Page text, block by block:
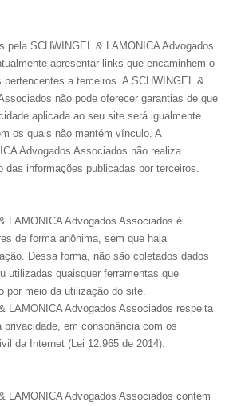
pela SCHWINGEL & LAMONICA Advogados
apresentar links que encaminhem o
a terceiros. A SCHWINGEL &
não pode oferecer garantias de que
aplicada ao seu site será igualmente
os quais não mantém vínculo. A
Advogados Associados não realiza
informações publicadas por terceiros.
LAMONICA Advogados Associados é
de forma anônima, sem que haja
Dessa forma, não são coletados dados
utilizadas quaisquer ferramentas que
por meio da utilização do site.
LAMONICA Advogados Associados respeita
privacidade, em consonância com os
da Internet (Lei 12.965 de 2014).
LAMONICA Advogados Associados contém